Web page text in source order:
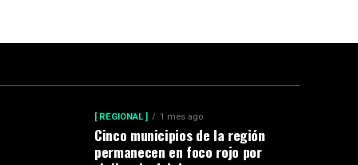
[ REGIONAL ] 1 mes ago
Cinco municipios de la región
permanecen en foco rojo por